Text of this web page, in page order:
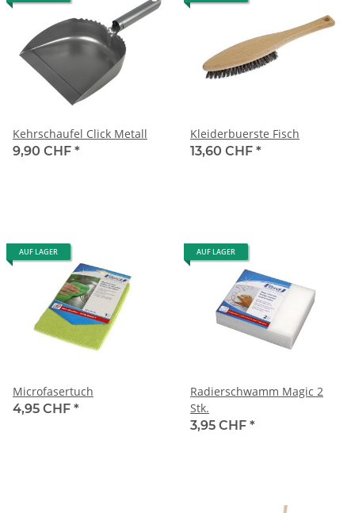
Kehrschaufel Click Metall
9,90 CHF *
Kleiderbuerste Fisch
13,60 CHF *
AUF LAGER
Microfasertuch
4,95 CHF *
AUF LAGER
Radierschwamm Magic 2
Stk.
3,95 CHF *